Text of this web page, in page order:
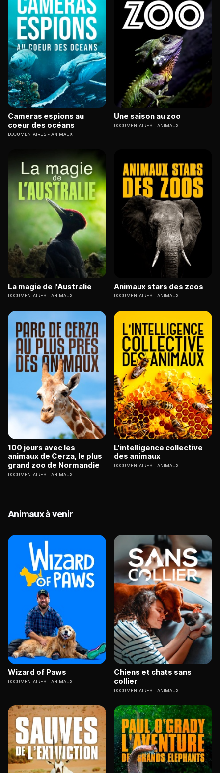
Caméras espions au
coeur des océans
DOCUMENTAIRES ANIMAUX
Une saison au zoo
DOCUMENTAIRES ANIMAUX
La magie de l'Australie
DOCUMENTAIRES ANIMAUX
Animaux stars des zoos
DOCUMENTAIRES ANIMAUX
100 jours avec les
animaux de Cerza, le plus
grand zoo de Normandie
DOCUMENTAIRES ANIMAUX
L'intelligence collective
des animaux
DOCUMENTAIRES ANIMAUX
Animaux à venir
Wizard of Paws
DOCUMENTAIRES ANIMAUX
Chiens et chats sans
collier
DOCUMENTAIRES ANIMAUX